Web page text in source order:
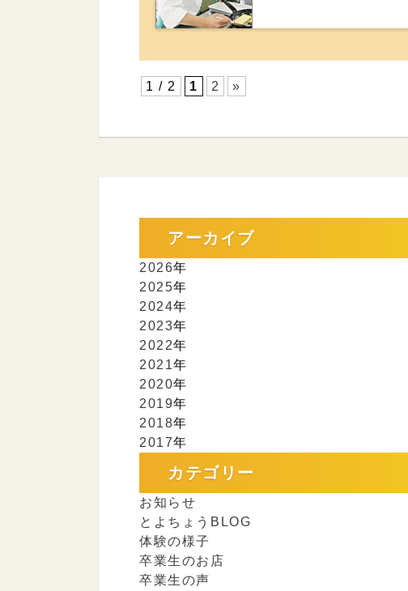
1 / 2 1 2 »
アーカイブ
2026年
2025年
2024年
2023年
2022年
2021年
2020年
2019年
2018年
2017年
カテゴリー
お知らせ
とよちょうBLOG
体験の様子
卒業生のお店
卒業生の声